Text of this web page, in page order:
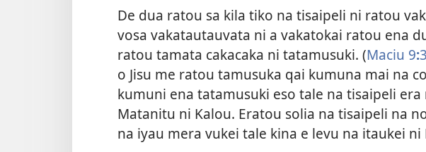
De dua ratou sa kila tiko na tisaipeli ni ratou
vosa vakatautauvata ni a vakatokai ratou ena
ratou tamata cakacaka ni tatamusuki. (Maciu 9:
o Jisu me ratou tamusuka qai kumuna mai na
kumuni ena tatamusuki eso tale na tisaipeli
Matanitu ni Kalou. Eratou solia na tisaipeli na
na iyau mera vukei tale kina e levu na itaukei